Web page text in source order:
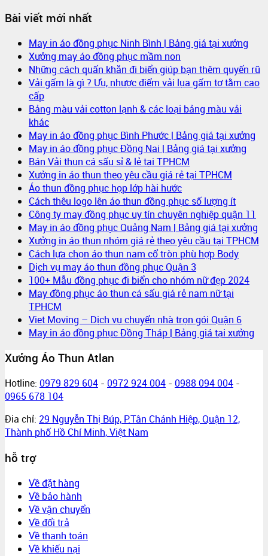
Bài viết mới nhất
May in áo đồng phục Ninh Bình | Bảng giá tại xưởng
Xưởng may áo đồng phục mầm non
Những cách quấn khăn đi biển giúp bạn thêm quyến rũ
Vải gấm là gì ? Ưu, nhược điểm vải lụa gấm tơ tằm cao
cấp
Bảng màu vải cotton lạnh & các loại bảng màu vải
khác
May in áo đồng phục Bình Phước | Bảng giá tại xưởng
May in áo đồng phục Đồng Nai | Bảng giá tại xưởng
Bán Vải thun cá sấu sỉ & lẻ tại TPHCM
Xưởng in áo thun theo yêu cầu giá rẻ tại TPHCM
Áo thun đồng phục họp lớp hài hước
Cách thêu logo lên áo thun đồng phục số lượng ít
Công ty may đồng phục uy tín chuyên nghiệp quận 11
May in áo đồng phục Quảng Nam | Bảng giá tại xưởng
Xưởng in áo thun nhóm giá rẻ theo yêu cầu tại TPHCM
Cách lựa chọn áo thun nam cổ tròn phù hợp Body
Dịch vụ may áo thun đồng phục Quận 3
100+ Mẫu đồng phục đi biển cho nhóm nữ đẹp 2024
May đồng phục áo thun cá sấu giá rẻ nam nữ tại
TPHCM
Viet Moving – Dịch vụ chuyển nhà trọn gói Quận 6
May in áo đồng phục Đồng Tháp | Bảng giá tại xưởng
Xưởng Áo Thun Atlan
Hotline: 0979 829 604 - 0972 924 004 - 0988 094 004 -
0965 678 104
Đia chỉ: 29 Nguyễn Thị Búp, P.Tân Chánh Hiệp, Quận 12,
Thành phố Hồ Chí Minh, Việt Nam
hỗ trợ
Về đặt hàng
Về bảo hành
Về vận chuyển
Về đổi trả
Về thanh toán
Về khiếu nại